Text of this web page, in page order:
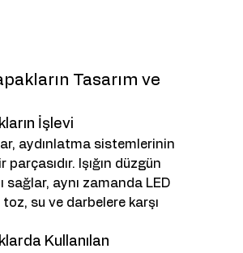
Tasarım ve
İşlevi
aydınlatma sistemlerinin
parçasıdır. Işığın düzgün
sağlar, aynı zamanda LED
su ve darbelere karşı
Kullanılan